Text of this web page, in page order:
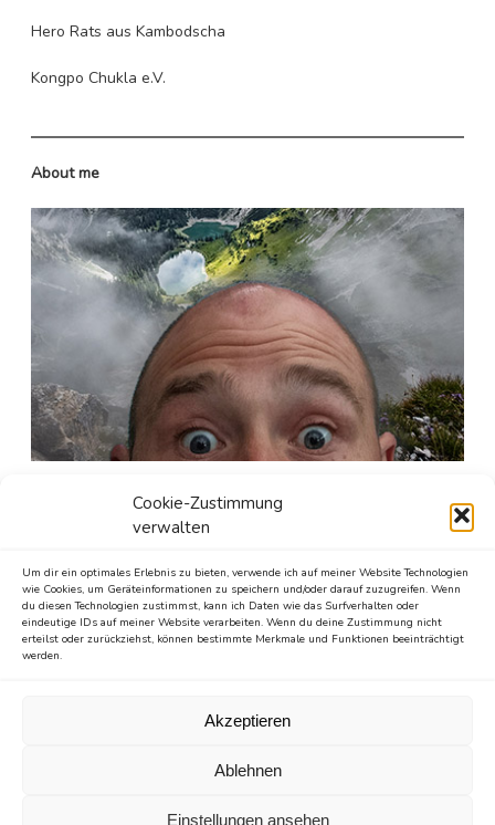
Cookie-Zustimmung
verwalten
Um dir ein optimales Erlebnis zu bieten, verwende ich auf meiner Website Technologien
wie Cookies, um Geräteinformationen zu speichern und/oder darauf zuzugreifen. Wenn
du diesen Technologien zustimmst, kann ich Daten wie das Surfverhalten oder
eindeutige IDs auf meiner Website verarbeiten. Wenn du deine Zustimmung nicht
erteilst oder zurückziehst, können bestimmte Merkmale und Funktionen beeinträchtigt
werden.
Akzeptieren
Ablehnen
Einstellungen ansehen
Hero Rats aus Kambodscha
Kongpo Chukla e.V.
About me
Seit gut 25 Jahren ist er in den unergründlichen Weiten
des Internetzes unterwegs.
World Wide Web zu einem besseren Ort zu machen.
Diese Wohlfühloase füttert er seit 2013 mit den besten
Stories, die man aus 26 Buchstaben erschaffen kann.
verschiedener Endgeräte - pirschen, versteckt er sich
Rad und ist ein großer Freund des Reisens.